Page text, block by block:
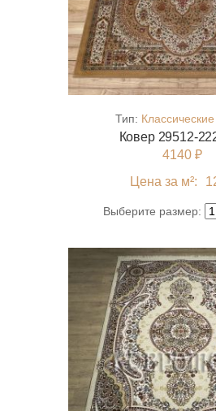
Тип:
Ковер 29512-
4140 ₽
Цена за м²:
Выберите размер: